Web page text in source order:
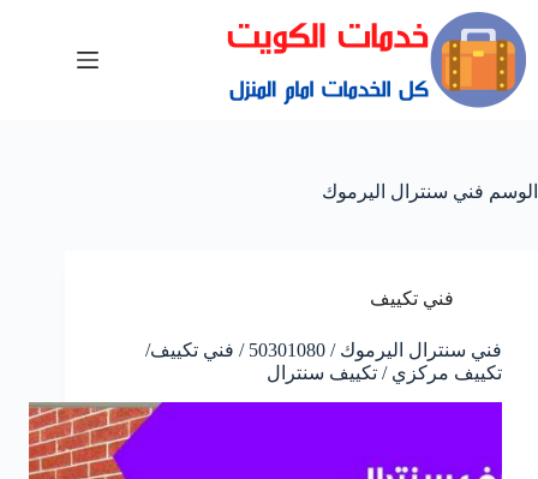
الوسم فني سنترال اليرموك
فني تكييف
فني سنترال اليرموك / 50301080 / فني تكييف/
تكييف مركزي / تكييف سنترال